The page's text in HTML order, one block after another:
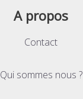
A propos
Contact
Qui sommes nous ?